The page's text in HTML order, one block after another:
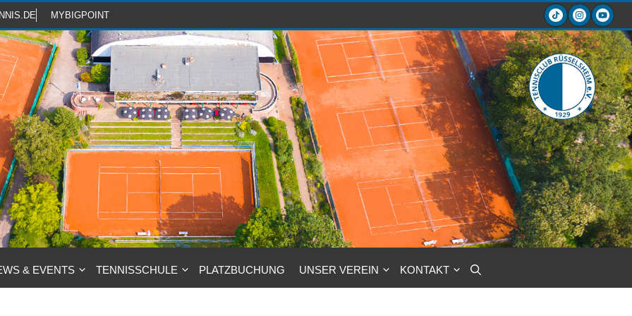
MYBIGPOINT
& EVENTS TENNISSCHULE PLATZBUCHUNG UNSER VEREIN KONTAKT